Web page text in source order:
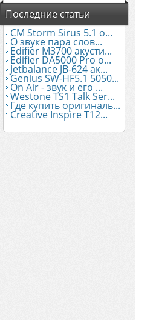
Последние статьи
CM Storm Sirus 5.1 о...
О звуке пара слов...
Edifier М3700 акусти...
Edifier DA5000 Pro о...
Jetbalance JB-624 ак...
Genius SW-HF5.1 5050...
On Air - звук и его ...
Westone TS1 Talk Ser...
Где купить оригиналь...
Creative Inspire T12...